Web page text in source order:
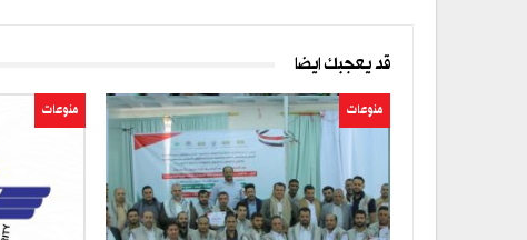
قد يعجبك ايضا
منوعات منوعات